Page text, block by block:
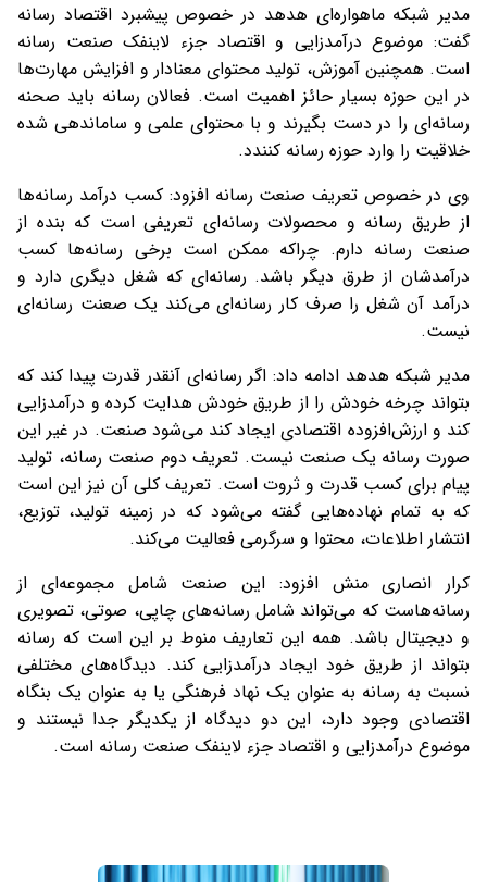
مدیر شبکه ماهواره‌ای هدهد در خصوص پیشبرد اقتصاد رسانه
گفت: موضوع درآمدزایی و اقتصاد جزء لاینفک صنعت رسانه
است. همچنین آموزش، تولید محتوای معنادار و افزایش مهارت‌ها
در این حوزه بسیار حائز اهمیت است. فعالان رسانه باید صحنه
رسانه‌ای را در دست بگیرند و با محتوای علمی و ساماندهی شده
خلاقیت را وارد حوزه رسانه کنندد.
وی در خصوص تعریف صنعت رسانه افزود: کسب درآمد رسانه‌ها
از طریق رسانه و محصولات رسانه‌ای تعریفی است که بنده از
صنعت رسانه دارم. چراکه ممکن است برخی رسانه‌ها کسب
درآمدشان از طرق دیگر باشد. رسانه‌ای که شغل دیگری دارد و
درآمد آن شغل را صرف کار رسانه‌ای می‌کند یک صعنت رسانه‌ای
نیست.
مدیر شبکه هدهد ادامه داد: اگر رسانه‌ای آنقدر قدرت پیدا کند که
بتواند چرخه خودش را از طریق خودش هدایت کرده و درآمدزایی
کند و ارزش‌افزوده اقتصادی ایجاد کند می‌شود صنعت. در غیر این
صورت رسانه یک صنعت نیست. تعریف دوم صنعت رسانه، تولید
پیام برای کسب قدرت و ثروت است. تعریف کلی آن نیز این است
که به تمام نهاده‌هایی گفته می‌‌شود که در زمینه تولید، توزیع،
انتشار اطلاعات، محتوا و سرگرمی فعالیت می‌‌کند.
کرار انصاری منش افزود: این صنعت شامل مجموعه‌ای از
رسانه‌‌هاست که می‌تواند شامل رسانه‌های چاپی‌، صوتی، تصویری
و دیجیتال باشد. همه این تعاریف منوط بر این است که رسانه
بتواند از طریق خود ایجاد درآمدزایی کند. دیدگاه‌های مختلفی
نسبت به رسانه به عنوان یک نهاد فرهنگی یا به عنوان یک بنگاه
اقتصادی وجود دارد، این دو دیدگاه از یکدیگر جدا نیستند و
موضوع درآمدزایی و اقتصاد جزء لاینفک صنعت رسانه است.